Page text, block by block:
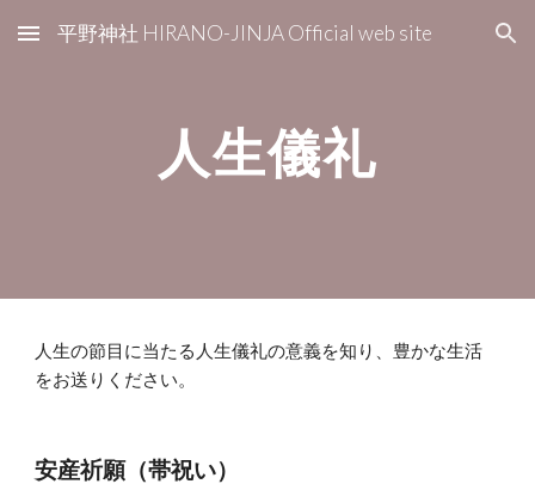
Skip to main content Skip to navigation
平野神社 HIRANO-JINJA Official web site
人生儀礼
人生の節目に当たる人生儀礼の意義を知り、豊かな生活
をお送りください。
安産祈願（帯祝い）